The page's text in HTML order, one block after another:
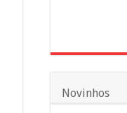
Novinhos